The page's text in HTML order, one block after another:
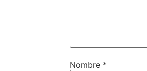
Nombre *